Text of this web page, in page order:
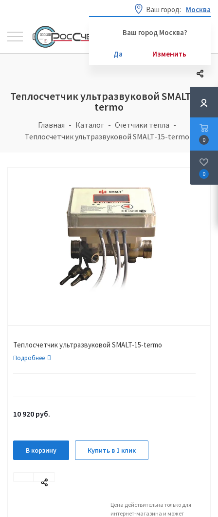
Ваш город: Москва
Ваш город Москва?
Да Изменить
Теплосчетчик ультразвуковой SMALT-15-
termo
Главная Каталог
Счетчики тепла
Теплосчетчик ультразвуковой SMALT-15-termo
Теплосчетчик ультразвуковой SMALT-15-termo
Подробнее
10 920 руб.
В корзину Купить в 1 клик
Цена действительна только для
интернет-магазина и может
0
0